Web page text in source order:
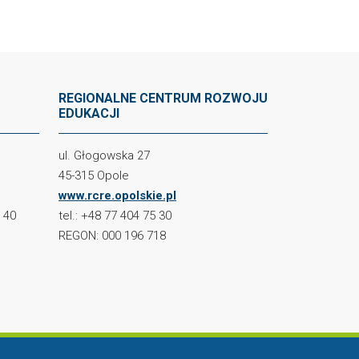
40
REGIONALNE CENTRUM ROZWOJU
EDUKACJI
ul. Głogowska 27
45-315 Opole
www.rcre.opolskie.pl
tel.: +48 77 404 75 30
REGON: 000 196 718